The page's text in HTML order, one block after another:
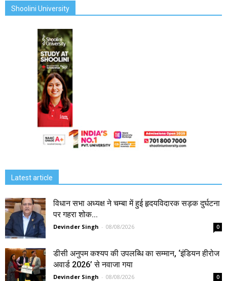
Shoolini University
Latest article
विधान सभा अध्यक्ष ने चम्बा में हुई हृदयविदारक सड़क दुर्घटना
पर गहरा शोक...
Devinder Singh - 08/08/2026 0
डीसी अनुपम कश्यप की उपलब्धि का सम्मान, ‘इंडियन हीरोज
अवार्ड 2026’ से नवाजा गया
Devinder Singh - 08/08/2026 0